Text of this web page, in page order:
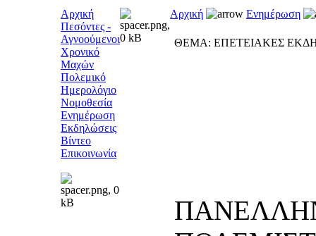
Αρχική
Πεσόντες -
Αγνοούμενοι
Χρονικό
Μαχών
Πολεμικό
Ημερολόγιο
Νομοθεσία
Ενημέρωση
Εκδηλώσεις
Βίντεο
Επικοινωνία
Αρχική Ενημέρωση
ΘΕΜΑ: ΕΠΕΤΕΙΑΚΕΣ